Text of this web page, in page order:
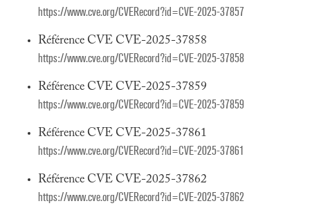
https://www.cve.org/CVERecord?id=CVE-2025-37857
Référence CVE CVE-2025-37858
https://www.cve.org/CVERecord?id=CVE-2025-37858
Référence CVE CVE-2025-37859
https://www.cve.org/CVERecord?id=CVE-2025-37859
Référence CVE CVE-2025-37861
https://www.cve.org/CVERecord?id=CVE-2025-37861
Référence CVE CVE-2025-37862
https://www.cve.org/CVERecord?id=CVE-2025-37862